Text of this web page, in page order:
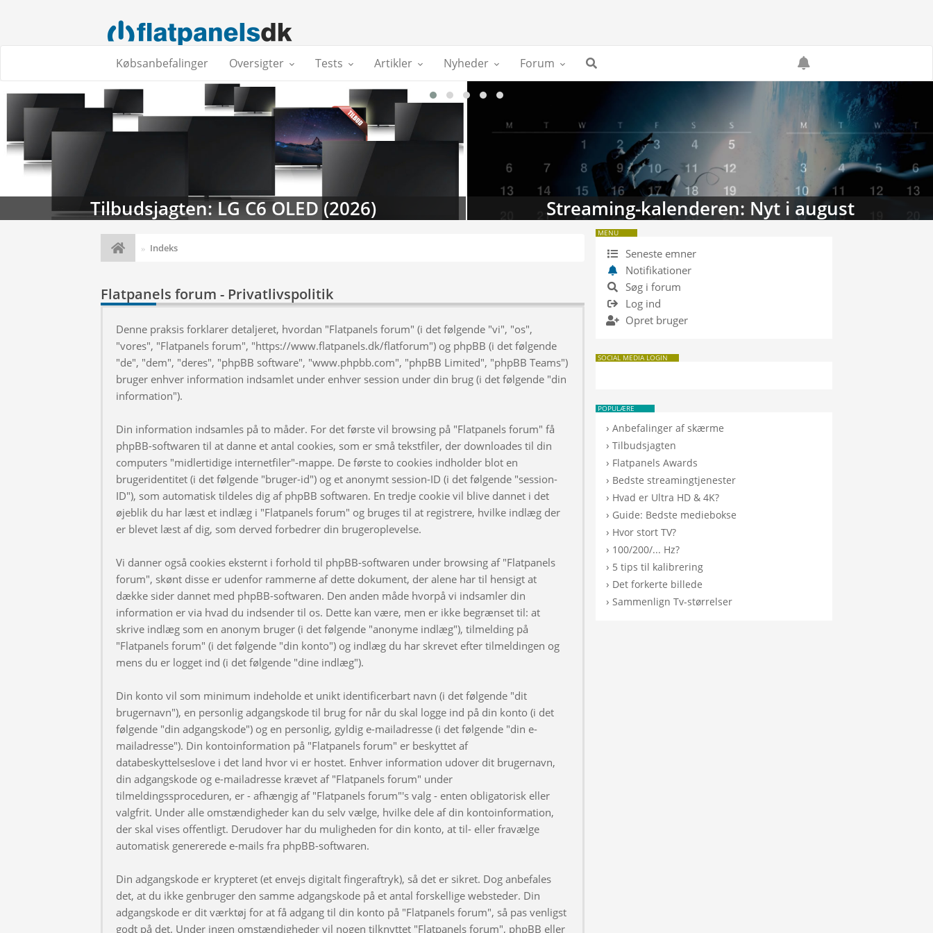
Købsanbefalinger Oversigter Tests Artikler Nyheder Forum
Tilbudsjagten: LG C6 OLED (2026) Streaming-kalenderen: Nyt i august
Indeks
Flatpanels forum - Privatlivspolitik
Denne praksis forklarer detaljeret, hvordan "Flatpanels forum" (i det følgende "vi", "os",
"vores", "Flatpanels forum", "https://www.flatpanels.dk/flatforum") og phpBB (i det følgende
"de", "dem", "deres", "phpBB software", "www.phpbb.com", "phpBB Limited", "phpBB Teams")
bruger enhver information indsamlet under enhver session under din brug (i det følgende "din
information").
Din information indsamles på to måder. For det første vil browsing på "Flatpanels forum" få
phpBB-softwaren til at danne et antal cookies, som er små tekstfiler, der downloades til din
computers "midlertidige internetfiler"-mappe. De første to cookies indholder blot en
brugeridentitet (i det følgende "bruger-id") og et anonymt session-ID (i det følgende "session-
ID"), som automatisk tildeles dig af phpBB softwaren. En tredje cookie vil blive dannet i det
øjeblik du har læst et indlæg i "Flatpanels forum" og bruges til at registrere, hvilke indlæg der
er blevet læst af dig, som derved forbedrer din brugeroplevelse.
Vi danner også cookies eksternt i forhold til phpBB-softwaren under browsing af "Flatpanels
forum", skønt disse er udenfor rammerne af dette dokument, der alene har til hensigt at
dække sider dannet med phpBB-softwaren. Den anden måde hvorpå vi indsamler din
information er via hvad du indsender til os. Dette kan være, men er ikke begrænset til: at
skrive indlæg som en anonym bruger (i det følgende "anonyme indlæg"), tilmelding på
"Flatpanels forum" (i det følgende "din konto") og indlæg du har skrevet efter tilmeldingen og
mens du er logget ind (i det følgende "dine indlæg").
Din konto vil som minimum indeholde et unikt identificerbart navn (i det følgende "dit
brugernavn"), en personlig adgangskode til brug for når du skal logge ind på din konto (i det
følgende "din adgangskode") og en personlig, gyldig e-mailadresse (i det følgende "din e-
mailadresse"). Din kontoinformation på "Flatpanels forum" er beskyttet af
databeskyttelseslove i det land hvor vi er hostet. Enhver information udover dit brugernavn,
din adgangskode og e-mailadresse krævet af "Flatpanels forum" under
tilmeldingssproceduren, er - afhængig af "Flatpanels forum"'s valg - enten obligatorisk eller
valgfrit. Under alle omstændigheder kan du selv vælge, hvilke dele af din kontoinformation,
der skal vises offentligt. Derudover har du muligheden for din konto, at til- eller fravælge
automatisk genererede e-mails fra phpBB-softwaren.
Din adgangskode er krypteret (et envejs digitalt fingeraftryk), så det er sikret. Dog anbefales
det, at du ikke genbruger den samme adgangskode på et antal forskellige websteder. Din
adgangskode er dit værktøj for at få adgang til din konto på "Flatpanels forum", så pas venligst
godt på det. Under ingen omstændigheder vil nogen tilknyttet "Flatpanels forum", phpBB eller
MENU
Seneste emner
Notifikationer
Søg i forum
Log ind
Opret bruger
SOCIAL MEDIA LOGIN
POPULÆRE
›Anbefalinger af skærme
›Tilbudsjagten
› Flatpanels Awards
› Bedste streamingtjenester
› Hvad er Ultra HD & 4K?
› Guide: Bedste mediebokse
› Hvor stort TV?
› 100/200/... Hz?
› 5 tips til kalibrering
› Det forkerte billede
›Sammenlign Tv-størrelser